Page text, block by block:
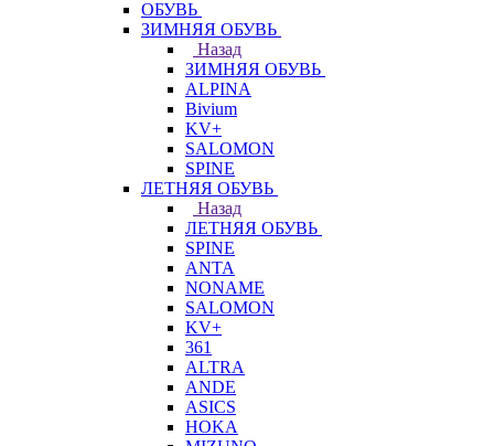
ОБУВЬ
ЗИМНЯЯ ОБУВЬ
Назад
ЗИМНЯЯ ОБУВЬ
ALPINA
Bivium
KV+
SALOMON
SPINE
ЛЕТНЯЯ ОБУВЬ
Назад
ЛЕТНЯЯ ОБУВЬ
SPINE
ANTA
NONAME
SALOMON
KV+
361
ALTRA
ANDE
ASICS
HOKA